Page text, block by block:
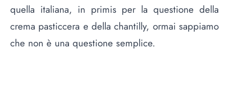
quella italiana, in primis per la questione della
crema pasticcera e della chantilly, ormai sappiamo
che non è una questione semplice.